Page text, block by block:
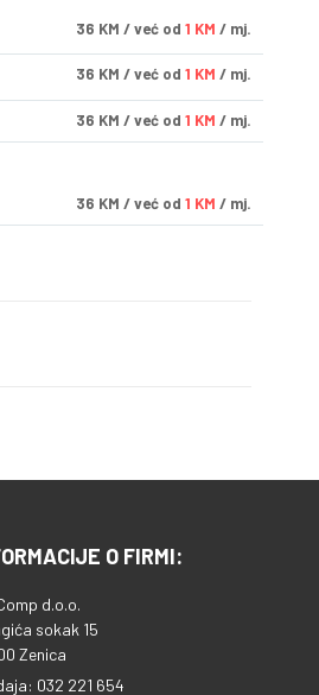
36 KM / već od 1 KM / mj.
36 KM / već od 1 KM / mj.
36 KM / već od 1 KM / mj.
36 KM / već od 1 KM / mj.
O FIRMI:
d.o.o.
sokak 15
Zenica
032 221 654